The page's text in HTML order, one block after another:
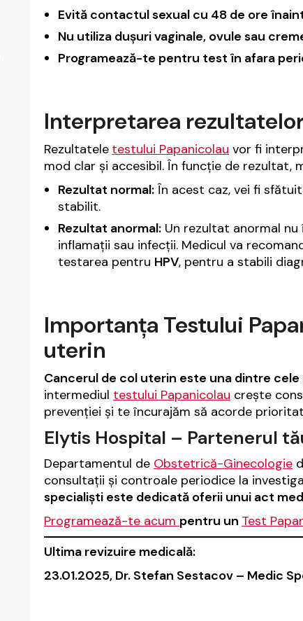
Evită contactul sexual cu 48 de ore
Nu utiliza dușuri vaginale, ovule sau
Programează-te pentru test în afara
Interpretarea
Rezultatele testului Papanicolau vor fi
mod clar și accesibil. În funcție de rezultat,
Rezultat normal: În acest caz, vei fi
stabilit.
Rezultat anormal: Un rezultat anormal
inflamații sau infecții. Medicul va
testarea pentru HPV, pentru a stabili
Importanța Testului
uterin
Cancerul de col uterin este una dintre
intermediul testului Papanicolau crește
prevenției și te încurajăm să acorde
Elytis Hospital – Partenerul
Departamentul de Obstetrică-Ginecologie
consultații și controale periodice la
specialiști este dedicată oferii unui act
Programează-te acum pentru un Test
Ultima revizuire medicală:
23.01.2025, Dr. Stefan Sestacov – Medic